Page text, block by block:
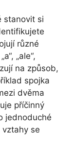
stanovit si
různé
„ale“,
na způsob,
spojka
dvěma
příčinný
jednoduché
se